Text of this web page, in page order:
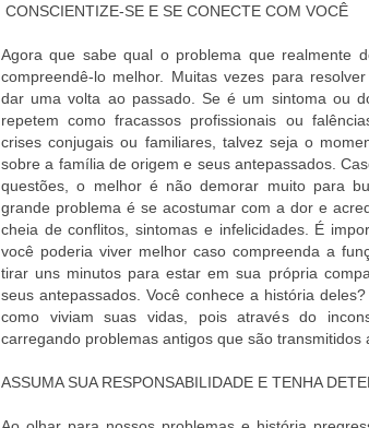
CONSCIENTIZE-SE E SE CONECTE COM VOCÊ
Agora que sabe qual o problema que realmente
compreendê-lo melhor. Muitas vezes para
dar uma volta ao passado. Se é um sintoma ou
repetem como fracassos profissionais ou
crises conjugais ou familiares, talvez seja o
sobre a família de origem e seus antepassados.
questões, o melhor é não demorar muito para
grande problema é se acostumar com a dor e
cheia de conflitos, sintomas e infelicidades. É
você poderia viver melhor caso compreenda a
tirar uns minutos para estar em sua própria
seus antepassados. Você conhece a história
como viviam suas vidas, pois através do
carregando problemas antigos que são transmitidos
ASSUMA SUA RESPONSABILIDADE E TENHA